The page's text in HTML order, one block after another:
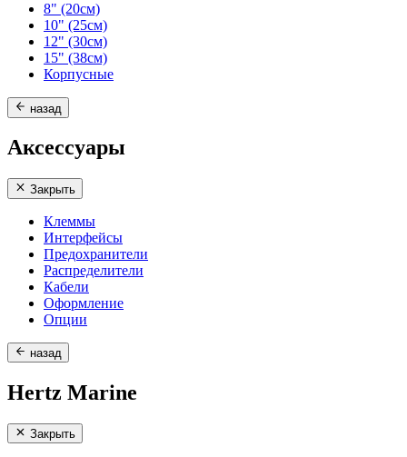
8" (20см)
10" (25см)
12" (30см)
15" (38см)
Корпусные
назад
Аксессуары
Закрыть
Клеммы
Интерфейсы
Предохранители
Распределители
Кабели
Оформление
Опции
назад
Hertz Marine
Закрыть